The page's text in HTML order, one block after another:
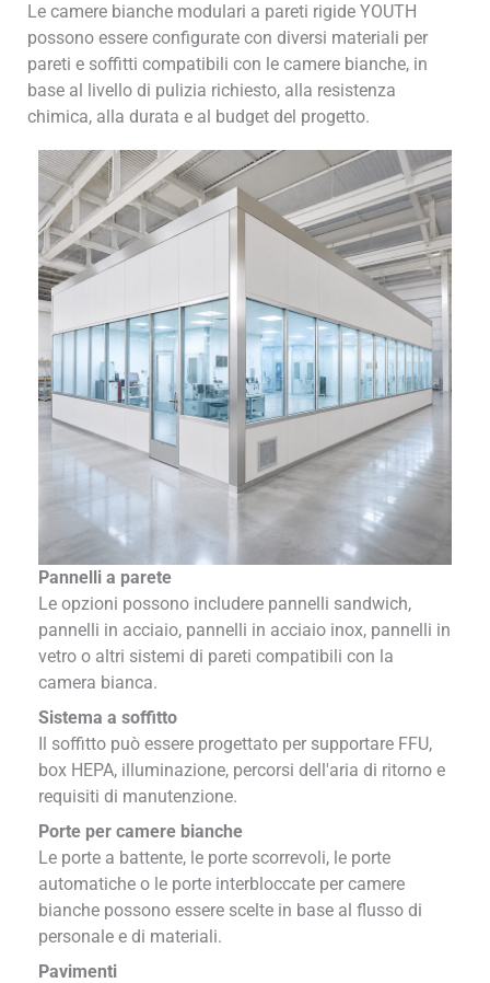
Le camere bianche modulari a pareti rigide YOUTH
possono essere configurate con diversi materiali per
pareti e soffitti compatibili con le camere bianche, in
base al livello di pulizia richiesto, alla resistenza
chimica, alla durata e al budget del progetto.
Pannelli a parete
Le opzioni possono includere pannelli sandwich,
pannelli in acciaio, pannelli in acciaio inox, pannelli in
vetro o altri sistemi di pareti compatibili con la
camera bianca.
Sistema a soffitto
Il soffitto può essere progettato per supportare FFU,
box HEPA, illuminazione, percorsi dell'aria di ritorno e
requisiti di manutenzione.
Porte per camere bianche
Le porte a battente, le porte scorrevoli, le porte
automatiche o le porte interbloccate per camere
bianche possono essere scelte in base al flusso di
personale e di materiali.
Pavimenti